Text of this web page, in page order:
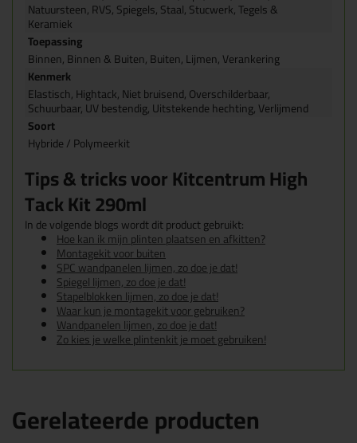
Natuursteen, RVS, Spiegels, Staal, Stucwerk, Tegels &
Keramiek
Toepassing
Binnen, Binnen & Buiten, Buiten, Lijmen, Verankering
Kenmerk
Elastisch, Hightack, Niet bruisend, Overschilderbaar,
Schuurbaar, UV bestendig, Uitstekende hechting, Verlijmend
Soort
Hybride / Polymeerkit
Tips & tricks voor Kitcentrum High
Tack Kit 290ml
In de volgende blogs wordt dit product gebruikt:
Hoe kan ik mijn plinten plaatsen en afkitten?
Montagekit voor buiten
SPC wandpanelen lijmen, zo doe je dat!
Spiegel lijmen, zo doe je dat!
Stapelblokken lijmen, zo doe je dat!
Waar kun je montagekit voor gebruiken?
Wandpanelen lijmen, zo doe je dat!
Zo kies je welke plintenkit je moet gebruiken!
Gerelateerde producten